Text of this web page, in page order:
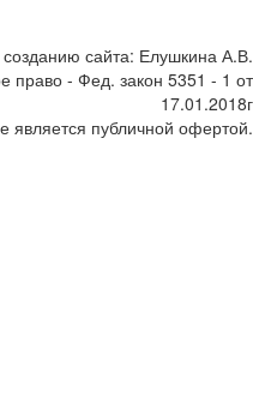
созданию сайта: Елушкина А.В.
право - Фед. закон 5351 - 1 от
17.01.2018г
публичной офертой.